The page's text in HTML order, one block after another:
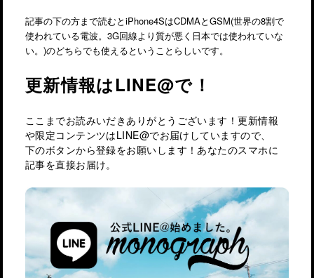
記事の下の方まで読むとiPhone4SはCDMAとGSM(世界の8割で
使われている電波。3G回線より質が悪く日本では使われていな
い。)のどちらでも使えるということらしいです。
更新情報はLINE@で！
ここまでお読みいだきありがとうございます！更新情報
や限定コンテンツはLINE@でお届けしていますので、
下のボタンから登録をお願いします！あなたのスマホに
記事を直接お届け。